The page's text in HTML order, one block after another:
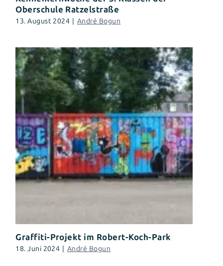
Oberschule Ratzelstraße
13. August 2024 André Bogun
Graffiti-Projekt im Robert-Koch-Park
18. Juni 2024 André Bogun